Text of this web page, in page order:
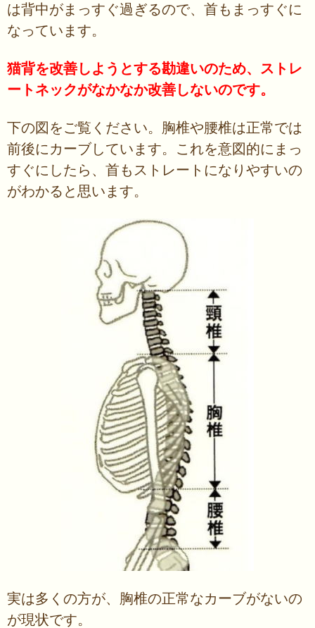
は背中がまっすぐ過ぎるので、首もまっすぐに
なっています。
猫背を改善しようとする勘違いのため、ストレ
ートネックがなかなか改善しないのです。
下の図をご覧ください。胸椎や腰椎は正常では
前後にカーブしています。これを意図的にまっ
すぐにしたら、首もストレートになりやすいの
がわかると思います。
実は多くの方が、胸椎の正常なカーブがないの
が現状です。